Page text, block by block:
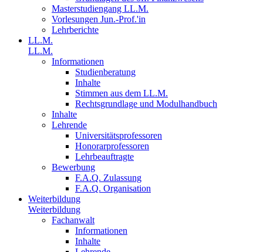
Masterstudiengang LL.M.
Vorlesungen Jun.-Prof.'in
Lehrberichte
LL.M.
LL.M.
Informationen
Studienberatung
Inhalte
Stimmen aus dem LL.M.
Rechtsgrundlage und Modulhandbuch
Inhalte
Lehrende
Universitätsprofessoren
Honorarprofessoren
Lehrbeauftragte
Bewerbung
F.A.Q. Zulassung
F.A.Q. Organisation
Weiterbildung
Weiterbildung
Fachanwalt
Informationen
Inhalte